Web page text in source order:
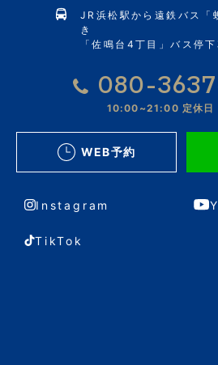
JR浜松駅から遠鉄バス「
き
「佐鳴台4丁目」バス停
080-
10:00~21:00 定休日
WEB予約
Instagram
TikTok